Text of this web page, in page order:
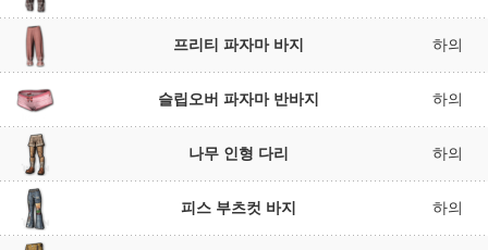
프리티 파자마 바지 하의
슬립오버 파자마 반바지 하의
나무 인형 다리 하의
피스 부츠컷 바지 하의